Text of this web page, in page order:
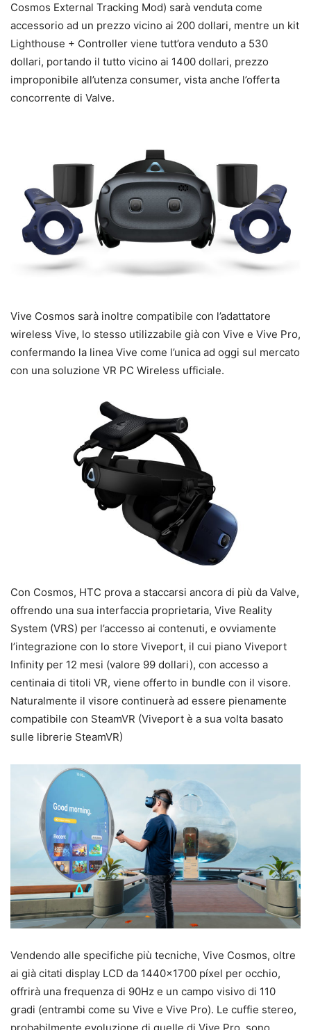
Cosmos External Tracking Mod) sarà venduta come
accessorio ad un prezzo vicino ai 200 dollari, mentre un kit
Lighthouse + Controller viene tutt’ora venduto a 530
dollari, portando il tutto vicino ai 1400 dollari, prezzo
improponibile all’utenza consumer, vista anche l’offerta
concorrente di Valve.
Vive Cosmos sarà inoltre compatibile con l’adattatore
wireless Vive, lo stesso utilizzabile già con Vive e Vive Pro,
confermando la linea Vive come l’unica ad oggi sul mercato
con una soluzione VR PC Wireless ufficiale.
Con Cosmos, HTC prova a staccarsi ancora di più da Valve,
offrendo una sua interfaccia proprietaria, Vive Reality
System (VRS) per l’accesso ai contenuti, e ovviamente
l’integrazione con lo store Viveport, il cui piano Viveport
Infinity per 12 mesi (valore 99 dollari), con accesso a
centinaia di titoli VR, viene offerto in bundle con il visore.
Naturalmente il visore continuerà ad essere pienamente
compatibile con SteamVR (Viveport è a sua volta basato
sulle librerie SteamVR)
Vendendo alle specifiche più tecniche, Vive Cosmos, oltre
ai già citati display LCD da 1440×1700 píxel per occhio,
offrirà una frequenza di 90Hz e un campo visivo di 110
gradi (entrambi come su Vive e Vive Pro). Le cuffie stereo,
probabilmente evoluzione di quelle di Vive Pro, sono